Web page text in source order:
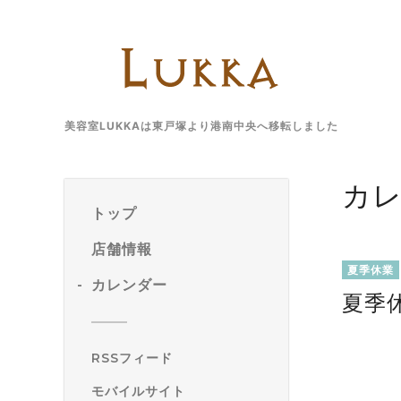
美容室LUKKAは東戸塚より港南中央へ移転しました
トップ
店舗情報
カレンダー
RSSフィード
モバイルサイト
カ
夏季休業
夏季